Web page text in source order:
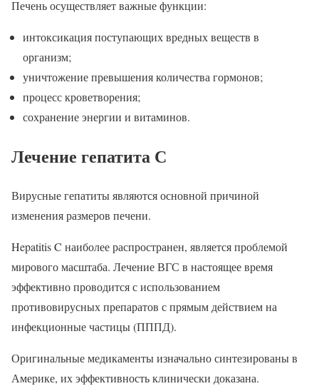
Печень осуществляет важные функции:
интоксикация поступающих вредных веществ в
организм;
уничтожение превышения количества гормонов;
процесс кроветворения;
сохранение энергии и витаминов.
Лечение гепатита С
Вирусные гепатиты являются основной причиной
изменения размеров печени.
Hepatitis C наиболее распространен, является проблемой
мирового масштаба. Лечение ВГС в настоящее время
эффективно проводится с использованием
противовирусных препаратов с прямым действием на
инфекционные частицы (ПППД).
Оригинальные медикаменты изначально синтезированы в
Америке, их эффективность клинически доказана.